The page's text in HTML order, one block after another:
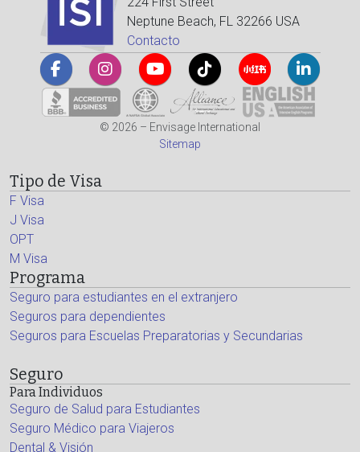
Neptune Beach, FL 32266 USA
Contacto
© 2026 – Envisage International
Sitemap
Tipo de Visa
F Visa
J Visa
OPT
M Visa
Programa
Seguro para estudiantes en el extranjero
Seguros para dependientes
Seguros para Escuelas Preparatorias y Secundarias
Seguro
Para Individuos
Seguro de Salud para Estudiantes
Seguro Médico para Viajeros
Dental & Visión